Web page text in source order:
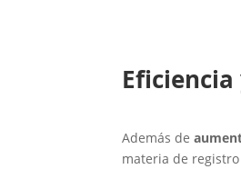
Además de
materia de